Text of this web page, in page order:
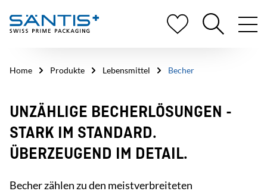
Home Produkte Lebensmittel Becher
UNZÄHLIGE BECHERLÖSUNGEN -
STARK IM STANDARD.
ÜBERZEUGEND IM DETAIL.
Becher zählen zu den meistverbreiteten